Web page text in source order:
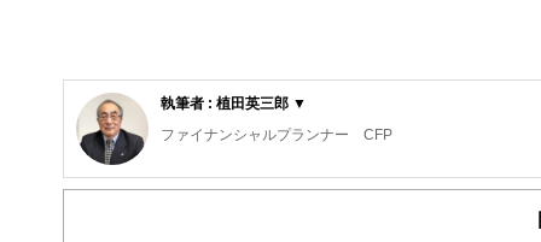
執筆者 : 植田英三郎 ▼
ファイナンシャルプランナー CFP
家電メーカーに３７年間勤務後、MBA・CFPファイナン
ディネートを担当。日本FP協会兵庫支部幹事として活動中